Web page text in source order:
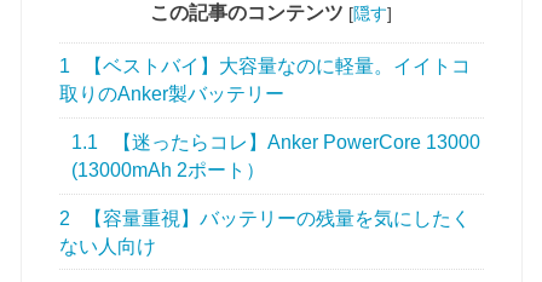
この記事のコンテンツ [隠す]
1
【ベストバイ】大容量なのに軽量。イイトコ
取りのAnker製バッテリー
1.1
【迷ったらコレ】Anker PowerCore 13000
(13000mAh 2ポート）
2
【容量重視】バッテリーの残量を気にしたく
ない人向け